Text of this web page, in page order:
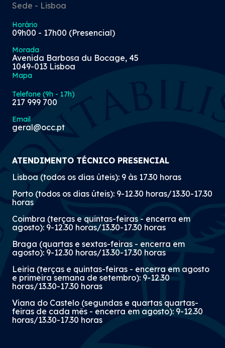
Sede - Lisboa
Horário
09h00 - 17h00 (Presencial)
Morada
Avenida Barbosa du Bocage, 45
1049-013 Lisboa
Mapa
Telefone (9h - 17h)
217 999 700
Email
geral@occ.pt
ATENDIMENTO TÉCNICO PRESENCIAL
Lisboa (todos os dias úteis): 9 às 17.30 horas
Porto (todos os dias úteis): 9-12.30 horas/13.30-17.30
horas
Coimbra (terças e quintas-feiras - encerra em
agosto): 9-12.30 horas/13.30-17.30 horas
Braga (quartas e sextas-feiras - encerra em
agosto): 9-12.30 horas/13.30-17.30 horas
Leiria (terças e quintas-feiras - encerra em agosto
e primeira semana de setembro): 9-12.30
horas/13.30-17.30 horas
Viana do Castelo (segundas e quartas quartas-
feiras de cada mês - encerra em agosto): 9-12.30
horas/13.30-17.30 horas